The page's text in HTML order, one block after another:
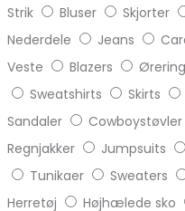
Strik
Bluser Skjorter
Nederdele
Jeans
Veste
Blazers
Sweatshirts
Skirts
Sandaler
Cowboystøvler
Regnjakker
Jumpsuits
Tunikaer
Sweaters
Herretøj
Højhælede sko